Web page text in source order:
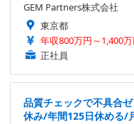
GEM Partners株式会社
東京都
年収800万円～1,400
正社員
品質チェックで不具合
休み/年間125日休める/